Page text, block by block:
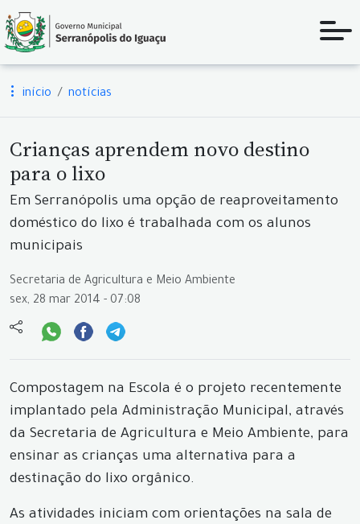
início notícias
Crianças aprendem novo destino
para o lixo
Em Serranópolis uma opção de reaproveitamento
doméstico do lixo é trabalhada com os alunos
municipais
Secretaria de Agricultura e Meio Ambiente
sex, 28 mar 2014 - 07:08
Compostagem na Escola é o projeto recentemente
implantado pela Administração Municipal, através
da Secretaria de Agricultura e Meio Ambiente, para
ensinar as crianças uma alternativa para a
destinação do lixo orgânico.
As atividades iniciam com orientações na sala de